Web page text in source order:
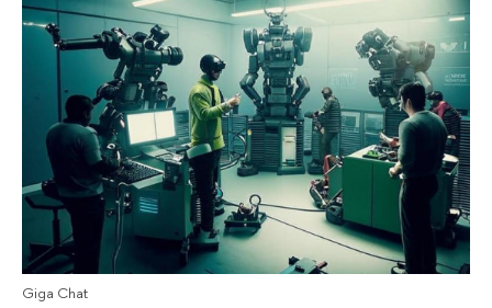
Giga Chat